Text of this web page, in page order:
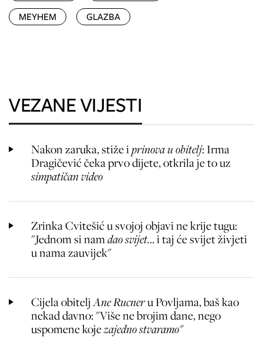
MEYHEM GLAZBA
VEZANE VIJESTI
Nakon zaruka, stiže iprinova u obitelj: Irma
Dragičević čeka prvo dijete, otkrila je to uz
simpatičan video
Zrinka Cvitešić u svojoj objavi ne krije tugu:
"Jednom si namdao svijet... i taj će svijet živjeti
u nama zauvijek"
Cijela obiteljAne Rucneru Povljama, baš kao
nekad davno: "Više ne brojim dane, nego
uspomene kojezajedno stvaramo"